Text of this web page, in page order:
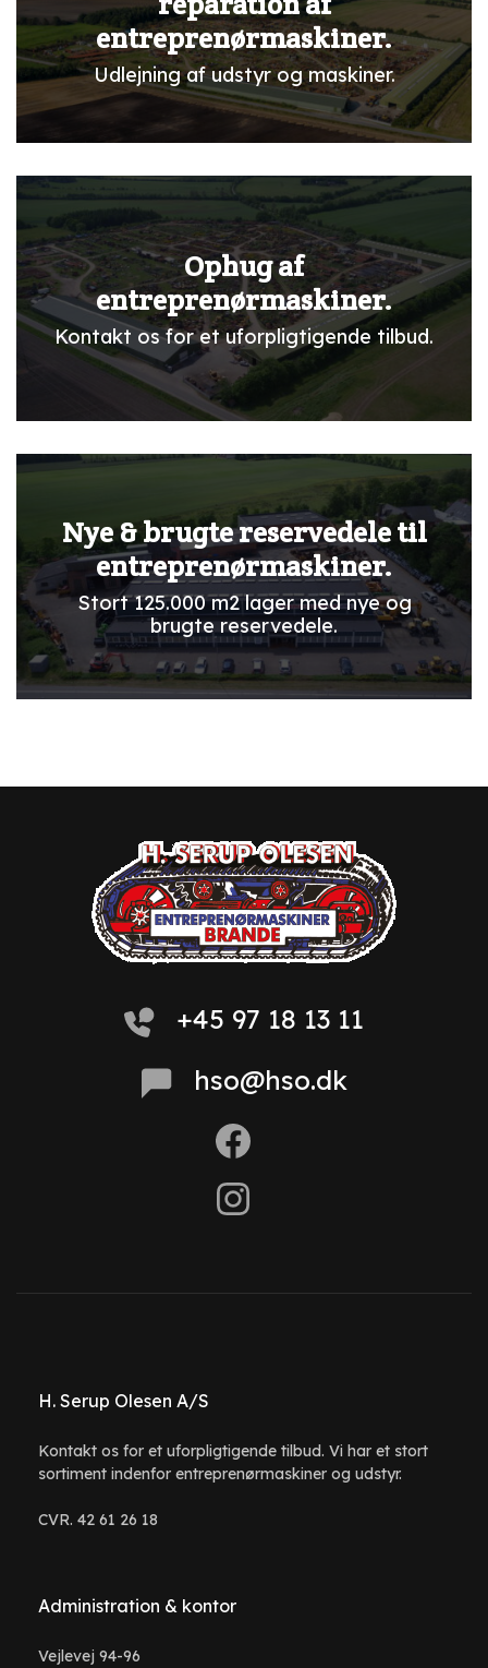
entreprenørmaskiner.
Udlejning af udstyr og maskiner.
Ophug af
entreprenørmaskiner.
Kontakt os for et uforpligtigende tilbud.
Nye & brugte reservedele til
entreprenørmaskiner.
Stort 125.000 m2 lager med nye og
brugte reservedele.
+45 97 18 13 11
hso@hso.dk
H. Serup Olesen A/S
Kontakt os for et uforpligtigende tilbud. Vi har et stort
sortiment indenfor entreprenørmaskiner og udstyr.
CVR. 42 61 26 18
Administration & kontor
Vejlevej 94-96